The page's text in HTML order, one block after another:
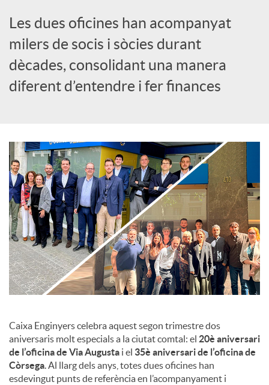
d
o
r
e
c
o
n
t
i
Les dues oficines han acompanyat
milers de socis i sòcies durant
dècades, consolidant una manera
diferent d’entendre i fer finances
Caixa Enginyers celebra aquest segon trimestre dos
aniversaris molt especials a la ciutat comtal: el 20è aniversari
de l’oficina de Via Augusta i el 35è aniversari de l’oficina de
Còrsega. Al llarg dels anys, totes dues oficines han
esdevingut punts de referència en l’acompanyament i